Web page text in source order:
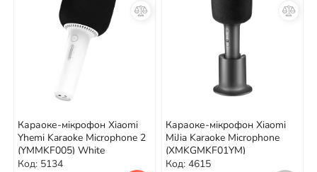
Караоке-мікрофон Xiaomi
Yhemi Karaoke Microphone 2
(YMMKF005) White
Код: 5134
Караоке-мікрофон Xiaomi
MiJia Karaoke Microphone
(XMKGMKF01YM)
Код: 4615